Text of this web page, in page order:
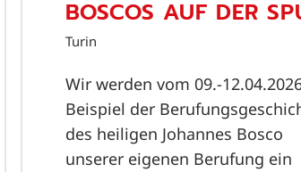
BOSCOS AUF DER
Turin
Wir werden vom 09.-
Beispiel der
des heiligen Johannes Bosco
unserer eigenen Berufung ein